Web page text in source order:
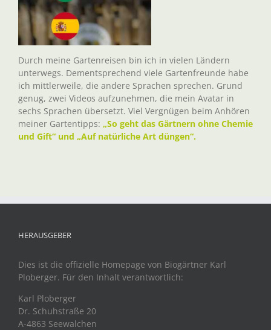
Durch meine Gartenreisen bin ich in vielen Ländern
unterwegs. Dementsprechend viele Gartenfreunde habe
ich mittlerweile, die andere Sprachen sprechen. Grund
genug, zwei Videos aufzunehmen, die mein Avatar in
sechs Sprachen übersetzt. Viel Vergnügen beim Anhören
meiner Gartentipps: „So geht das Gärtnern ohne Chemie
und Gift“ und „Auf natürliche Art düngen“.
HERAUSGEBER
Dies ist die offizielle Homepage von Biogärtner Karl
Ploberger. Für den Inhalt verantwortlich:
Karl Ploberger
Dr. Schuhstraße 20
A-4863 Seewalchen